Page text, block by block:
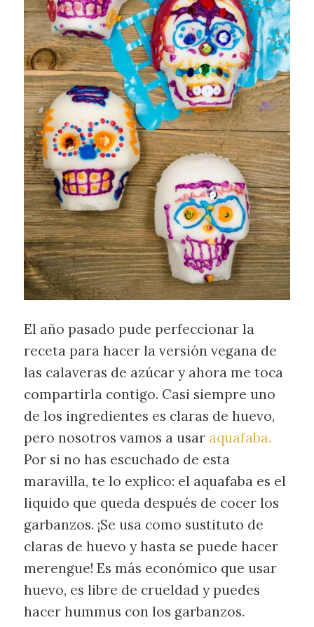
El año pasado pude perfeccionar la
receta para hacer la versión vegana de
las calaveras de azúcar y ahora me toca
compartirla contigo. Casi siempre uno
de los ingredientes es claras de huevo,
pero nosotros vamos a usar aquafaba.
Por si no has escuchado de esta
maravilla, te lo explico: el aquafaba es el
liquido que queda después de cocer los
garbanzos. ¡Se usa como sustituto de
claras de huevo y hasta se puede hacer
merengue! Es más económico que usar
huevo, es libre de crueldad y puedes
hacer hummus con los garbanzos.